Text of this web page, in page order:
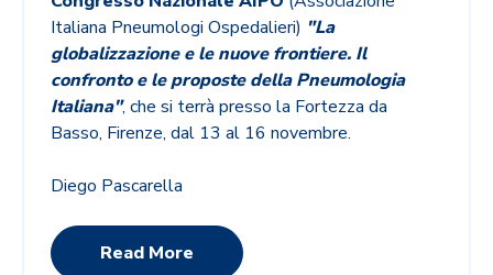
Italiana Pneumologi Ospedalieri) "La
globalizzazione e le nuove frontiere. Il
confronto e le proposte della Pneumologia
Italiana", che si terrà presso la Fortezza da
Basso, Firenze, dal 13 al 16 novembre.
Diego Pascarella
Read More